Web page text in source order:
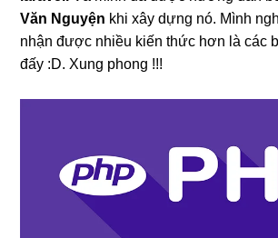
Văn Nguyện khi xây dựng nó. Mình
nhận được nhiều kiến thức hơn là các
đấy :D. Xung phong !!!